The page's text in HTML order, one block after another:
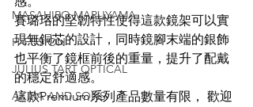
MASAHIRO MARUYAMA
H-FUSION
JULIUS TART OPTICAL
AKIRA AND SONS
賽璐珞的堅韌特性使得這款鏡架可以實
現無銅芯的設計，同時鏡腳末端的銀飾
也平衡了鏡框前後的重量，提升了配戴
的穩定舒適感。
這款Premium系列產品數量有限， 歡迎